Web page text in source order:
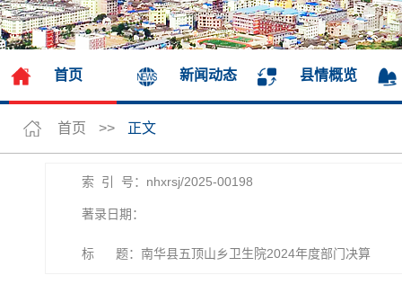
首页 新闻动态 县情概览
首页 >> 正文
索 引 号：nhxrsj/2025-00198
著录日期：
标 题：南华县五顶山乡卫生院2024年度部门决算